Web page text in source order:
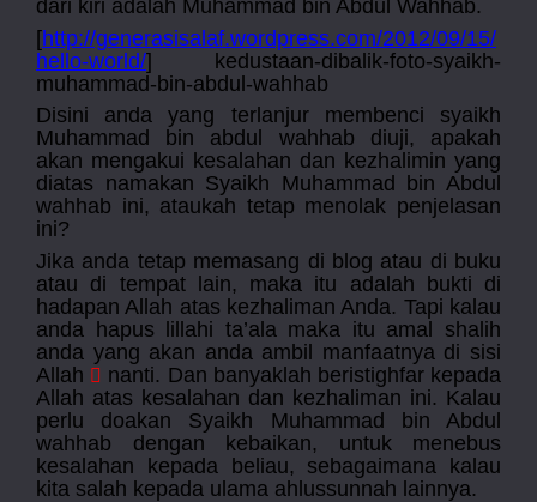
dari kiri adalah Muhammad bin Abdul Wahhab.
[http://generasisalaf.wordpress.com/2012/09/15/
hello-world/] kedustaan-dibalik-foto-syaikh-
muhammad-bin-abdul-wahhab
Disini anda yang terlanjur membenci syaikh
Muhammad bin abdul wahhab diuji, apakah
akan mengakui kesalahan dan kezhalimin yang
diatas namakan Syaikh Muhammad bin Abdul
wahhab ini, ataukah tetap menolak penjelasan
ini?
Jika anda tetap memasang di blog atau di buku
atau di tempat lain, maka itu adalah bukti di
hadapan Allah atas kezhaliman Anda. Tapi kalau
anda hapus lillahi ta’ala maka itu amal shalih
anda yang akan anda ambil manfaatnya di sisi
Allah  nanti. Dan banyaklah beristighfar kepada
Allah atas kesalahan dan kezhaliman ini. Kalau
perlu doakan Syaikh Muhammad bin Abdul
wahhab dengan kebaikan, untuk menebus
kesalahan kepada beliau, sebagaimana kalau
kita salah kepada ulama ahlussunnah lainnya.